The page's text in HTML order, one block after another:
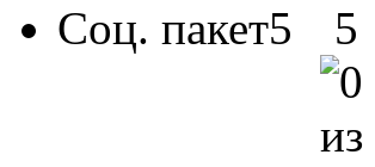
Соц. пакет